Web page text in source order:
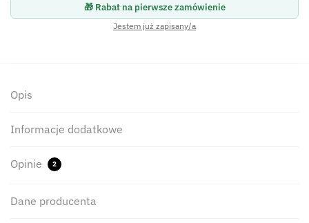
🎁 Rabat na pierwsze zamówienie
Jestem już zapisany/a
Opis
Informacje dodatkowe
Opinie 2
Dane producenta